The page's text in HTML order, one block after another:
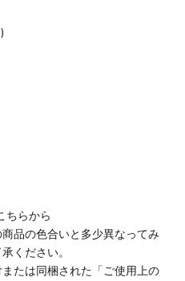
ちらから
品の色合いと多少異なってみ
ください。
たは同梱された「ご使用上の